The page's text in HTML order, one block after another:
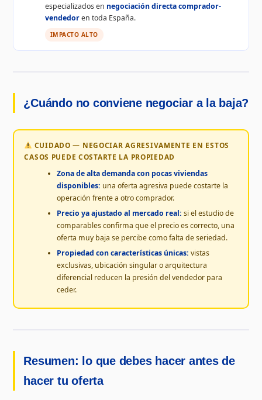
especializados en negociación directa comprador-
vendedoren toda España.
IMPACTO ALTO
¿Cuándo no conviene negociar a la baja?
CUIDADO — NEGOCIAR AGRESIVAMENTE EN ESTOS
CASOS PUEDE COSTARTE LA PROPIEDAD
Zona de alta demanda con pocas viviendas
disponibles: una oferta agresiva puede costarte la
operación frente a otro comprador.
Precio ya ajustado al mercado real: si el estudio de
comparables confirma que el precio es correcto, una
oferta muy baja se percibe como falta de seriedad.
Propiedad con características únicas: vistas
exclusivas, ubicación singular o arquitectura
diferencial reducen la presión del vendedor para
ceder.
Resumen: lo que debes hacer antes de
hacer tu oferta